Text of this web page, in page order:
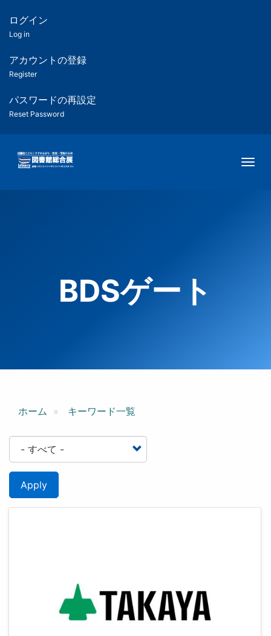
ツ
匿
名
ユ
ー
ー
用
メ
ログイン
Log in
アカウントの登録
Register
パスワードの再設定
Reset Password
BDSゲート
ホーム キーワード一覧
Apply